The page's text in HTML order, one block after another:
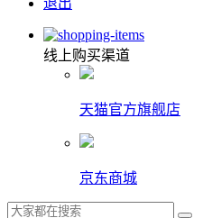
退出
线上购买渠道
天猫官方旗舰店
京东商城